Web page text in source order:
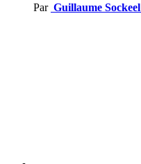
Par Guillaume Sockeel